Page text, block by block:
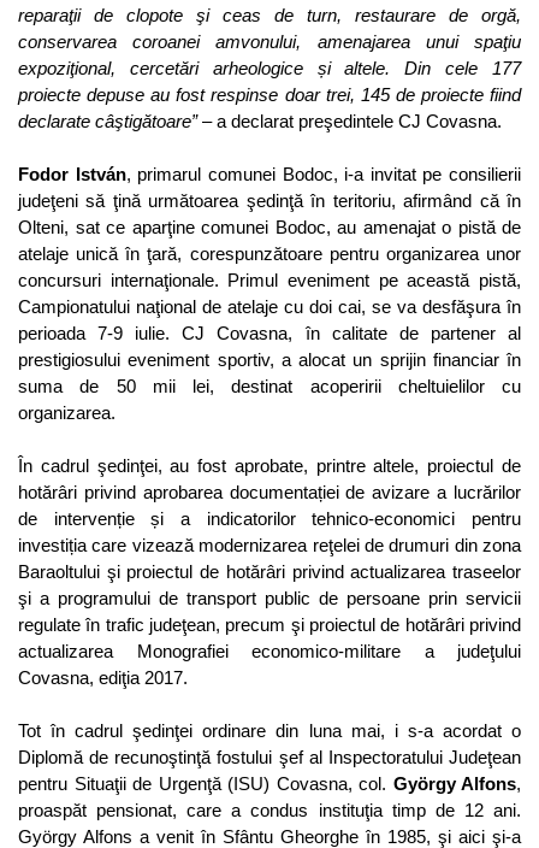
reparaţii de clopote şi ceas de turn, restaurare de orgă,
conservarea coroanei amvonului, amenajarea unui spaţiu
expoziţional, cercetări arheologice și altele. Din cele 177
proiecte depuse au fost respinse doar trei, 145 de proiecte fiind
declarate câştigătoare”– a declarat preşedintele CJ Covasna.
Fodor István, primarul comunei Bodoc, i-a invitat pe consilierii
judeţeni să ţină următoarea şedinţă în teritoriu, afirmând că în
Olteni, sat ce aparţine comunei Bodoc, au amenajat o pistă de
atelaje unică în ţară, corespunzătoare pentru organizarea unor
concursuri internaţionale. Primul eveniment pe această pistă,
Campionatului naţional de atelaje cu doi cai, se va desfăşura în
perioada 7-9 iulie. CJ Covasna, în calitate de partener al
prestigiosului eveniment sportiv, a alocat un sprijin financiar în
suma de 50 mii lei, destinat acoperirii cheltuielilor cu
organizarea.
În cadrul şedinţei, au fost aprobate, printre altele, proiectul de
hotărâri privind aprobarea documentației de avizare a lucrărilor
de intervenție și a indicatorilor tehnico-economici pentru
investiția care vizează modernizarea reţelei de drumuri din zona
Baraoltului şi proiectul de hotărâri privind actualizarea traseelor
şi a programului de transport public de persoane prin servicii
regulate în trafic judeţean, precum şi proiectul de hotărâri privind
actualizarea Monografiei economico-militare a judeţului
Covasna, ediţia 2017.
Tot în cadrul şedinţei ordinare din luna mai, i s-a acordat o
Diplomă de recunoştinţă fostului şef al Inspectoratului Judeţean
pentru Situaţii de Urgenţă (ISU) Covasna, col. György Alfons,
proaspăt pensionat, care a condus instituţia timp de 12 ani.
György Alfons a venit în Sfântu Gheorghe în 1985, şi aici şi-a